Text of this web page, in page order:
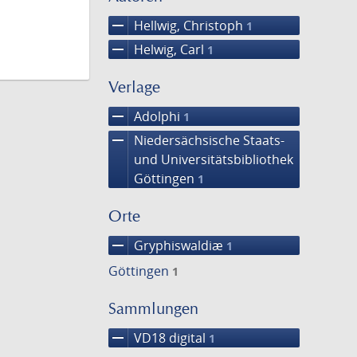
remove Hellwig, Christoph 1
remove Helwig, Carl 1
Verlage
remove Adolphi 1
remove
Niedersächsische Staats-
und Universitätsbibliothek
Göttingen 1
Orte
remove Gryphiswaldiæ 1
Göttingen 1
Sammlungen
remove VD18 digital 1